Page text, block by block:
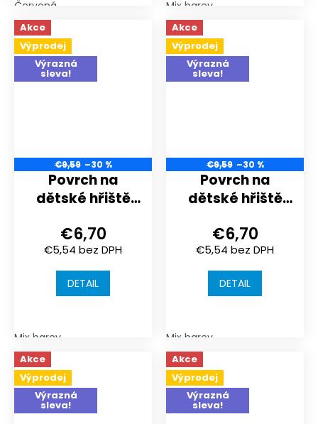
Červená Mix barev
Akce
Výprodej
Výrazná
sleva!
€9,59 –30 %
Povrch na
dětské hřiště
sportoviště |
306x306x20 mm
| spojení puzzle
€5,54 bez DPH
€6,70
DETAIL
Mix barev
Akce
Výprodej
Výrazná
sleva!
€9,59 –30 %
Povrch na
dětské hřiště
sportoviště |
306x306x20 mm
| spojení puzzle
€5,54 bez DPH
€6,70
DETAIL
Mix barev
Akce
Výprodej
Výrazná
sleva!
Akce
Výprodej
Výrazná
sleva!